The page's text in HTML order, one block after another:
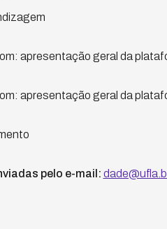
apresentação geral da
apresentação geral da
pelo e-mail: